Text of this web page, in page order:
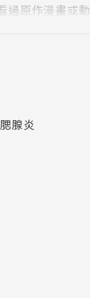
作漫畫或動
體溫卻不降
虛而入，要
過熱和缺水
雨才能拯救
總覺得自己
。
腺炎